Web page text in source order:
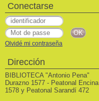
Conectarse
Olvidé mi contraseña
Dirección
BIBLIOTECA "Antonio Pena"
Durazno 1577 - Peatonal Encina
1578 y Peatonal Sarandí 472